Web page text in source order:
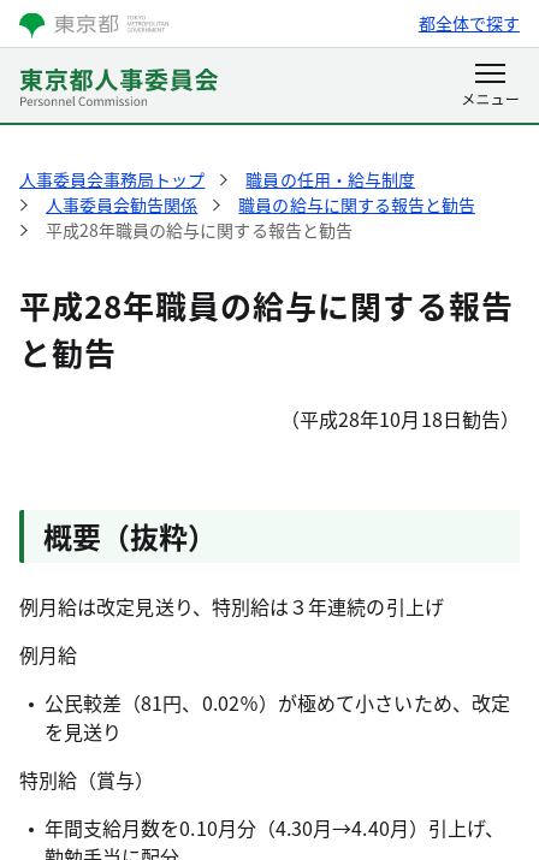
都全体で探す
人事委員会事務局トップ
職員の任用・給与制度
人事委員会勧告関係
職員の給与に関する報告と勧告
平成28年職員の給与に関する報告と勧告
平成28年職員の給与に関する報告
と勧告
（平成28年10月18日勧告）
概要（抜粋）
例月給は改定見送り、特別給は３年連続の引上げ
例月給
公民較差（81円、0.02％）が極めて小さいため、改定
を見送り
特別給（賞与）
年間支給月数を0.10月分（4.30月→4.40月）引上げ、